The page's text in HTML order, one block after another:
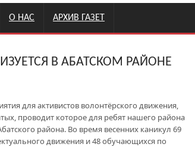
О НАС АРХИВ ГАЗЕТ
В АБАТСКОМ РАЙОНЕ
для активистов волонтёрского движения,
проводит которое для ребят нашего района
района. Во время весенних каникул 69
движения и 48 обучающихся по